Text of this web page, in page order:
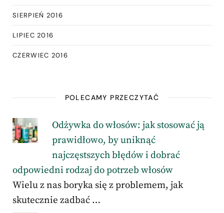
SIERPIEŃ 2016
LIPIEC 2016
CZERWIEC 2016
POLECAMY PRZECZYTAĆ
Odżywka do włosów: jak stosować ją
prawidłowo, by uniknąć
najczęstszych błędów i dobrać
odpowiedni rodzaj do potrzeb włosów
Wielu z nas boryka się z problemem, jak
skutecznie zadbać …